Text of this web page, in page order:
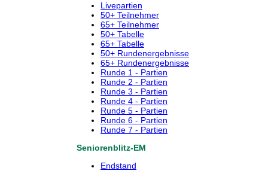
Livepartien
50+ Teilnehmer
65+ Teilnehmer
50+ Tabelle
65+ Tabelle
50+ Rundenergebnisse
65+ Rundenergebnisse
Runde 1 - Partien
Runde 2 - Partien
Runde 3 - Partien
Runde 4 - Partien
Runde 5 - Partien
Runde 6 - Partien
Runde 7 - Partien
Seniorenblitz-EM
Endstand